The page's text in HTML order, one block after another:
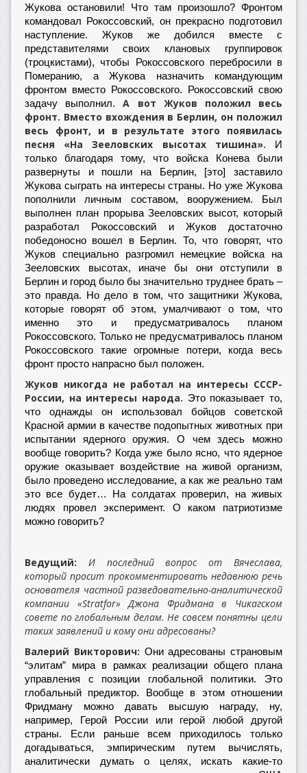
Жукова остановили! Что там произошло? Фронтом
командовал Рокоссовский, он прекрасно подготовил
наступление. Жуков же добился вместе с
представителями своих клановых группировок
(троцкистами), чтобы Рокоссовского перебросили в
Померанию, а Жукова назначить командующим
фронтом вместо Рокоссовского. Рокоссовский свою
задачу выполнил.А вот Жуков положил весь
фронт. Вместо вхождения в Берлин, он положил
весь фронт, и в результате этого появилась
песня «На Зееловских высотах тишина». И
только благодаря тому, что войска Конева были
развернуты и пошли на Берлин, [это] заставило
Жукова сыграть на интересы страны. Но уже Жукова
пополнили личным составом, вооружением. Был
выполнен план прорыва Зееловских высот, который
разработал Рокоссовский и Жуков достаточно
победоносно вошел в Берлин. То, что говорят, что
Жуков специально разгромил немецкие войска на
Зееловских высотах, иначе бы они отступили в
Берлин и город было бы значительно труднее брать –
это правда. Но дело в том, что защитники Жукова,
которые говорят об этом, умалчивают о том, что
именно это и предусматривалось планом
Рокоссовского. Только не предусматривалось планом
Рокоссовского такие огромные потери, когда весь
фронт просто напрасно был положен.
Жуков никогда не работал на интересы СССР-
России, на интересы народа. Это показывает то,
что однажды он использовал бойцов советской
Красной армии в качестве подопытных животных при
испытании ядерного оружия. О чем здесь можно
вообще говорить? Когда уже было ясно, что ядерное
оружие оказывает воздействие на живой организм,
было проведено исследование, а как же реально там
это все будет… На солдатах проверил, на живых
людях провел эксперимент. О каком патриотизме
можно говорить?
Ведущий: И последний вопрос от Вячеслава,
который просит прокомментировать недавнюю речь
основателя частной разведовательно-аналитической
компании «Stratfor» Джона Фридмана в Чикагском
совете по глобальным делам. Не совсем понятны цели
таких заявлений и кому они адресованы?
Валерий Викторович: Они адресованы страновым
“элитам” мира в рамках реализации общего плана
управления с позиции глобальной политики. Это
глобальный предиктор. Вообще в этом отношении
Фридману можно давать высшую награду, ну,
например, Герой России или герой любой другой
страны. Если раньше всем приходилось только
догадываться, эмпирическим путем вычислять,
аналитически думать о целях, искать какие-то